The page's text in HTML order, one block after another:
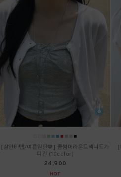
[살안타템/여름원단💙] 쿨썸머라운드넥니트가
디건 (10color)
24,900